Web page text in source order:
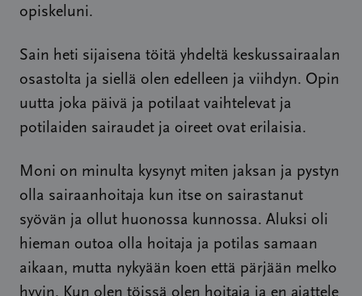
opiskeluni.
Sain heti sijaisena töitä yhdeltä keskussairaalan
osastolta ja siellä olen edelleen ja viihdyn. Opin
uutta joka päivä ja potilaat vaihtelevat ja
potilaiden sairaudet ja oireet ovat erilaisia.
Moni on minulta kysynyt miten jaksan ja pystyn
olla sairaanhoitaja kun itse on sairastanut
syövän ja ollut huonossa kunnossa. Aluksi oli
hieman outoa olla hoitaja ja potilas samaan
aikaan, mutta nykyään koen että pärjään melko
hyvin. Kun olen töissä olen hoitaja ja en ajattele